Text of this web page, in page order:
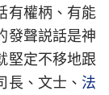
有權柄、有能
發聲説話是神
堅定不移地跟
長、文士、 法